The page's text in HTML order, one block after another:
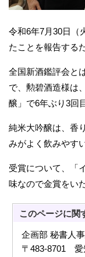
令和6年7月30日（
たことを報告する
全国新酒鑑評会と
で、勲碧酒造様は
醸」で6年ぶり3回
純米大吟醸は、香
みがよく飲みやす
受賞について、「
味なので金賞をい
このページに関
企画部 秘書人
〒483-8701 愛